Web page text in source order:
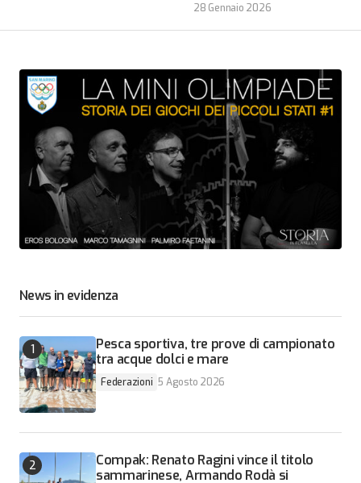
28 Gennaio 2026
News in evidenza
Pesca sportiva, tre prove di campionato
tra acque dolci e mare
Federazioni 5 Agosto 2026
Compak: Renato Ragini vince il titolo
sammarinese, Armando Rodà si